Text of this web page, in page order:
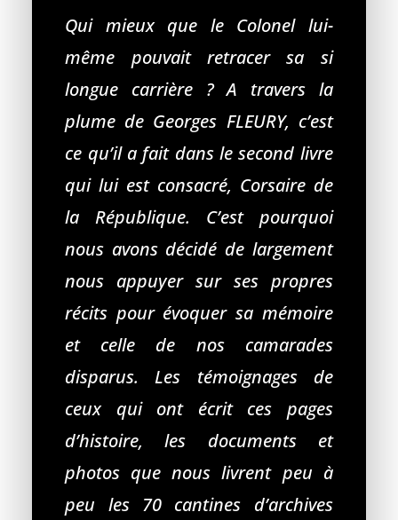
Qui mieux que le Colonel lui-
même pouvait retracer sa si
longue carrière ? A travers la
plume de Georges FLEURY, c’est
ce qu’il a fait dans le second livre
qui lui est consacré, Corsaire de
la République. C’est pourquoi
nous avons décidé de largement
nous appuyer sur ses propres
récits pour évoquer sa mémoire
et celle de nos camarades
disparus. Les témoignages de
ceux qui ont écrit ces pages
d’histoire, les documents et
photos que nous livrent peu à
peu les 70 cantines d’archives